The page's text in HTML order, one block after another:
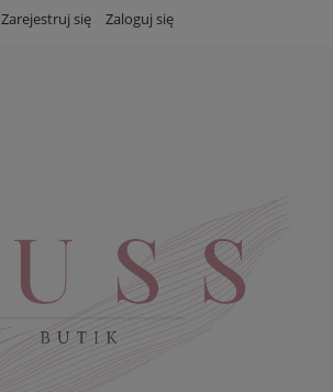
Zarejestruj się Zaloguj się